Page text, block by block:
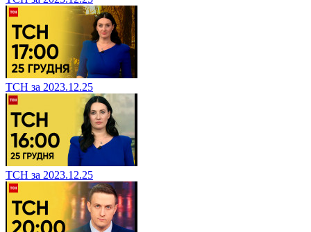
ТСН за 2023.12.25
ТСН за 2023.12.25